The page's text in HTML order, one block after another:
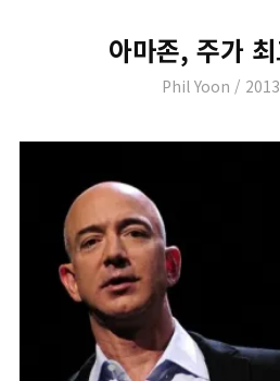
아마존, 주가
Author
Phil Yoon